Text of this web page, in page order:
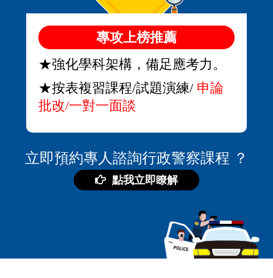
專攻上榜推薦
★強化學科架構，備足應考力。
★按表複習課程/試題演練/ 申論
批改/一對一面談
立即預約專人諮詢行政警察課程 ？
點我立即瞭解